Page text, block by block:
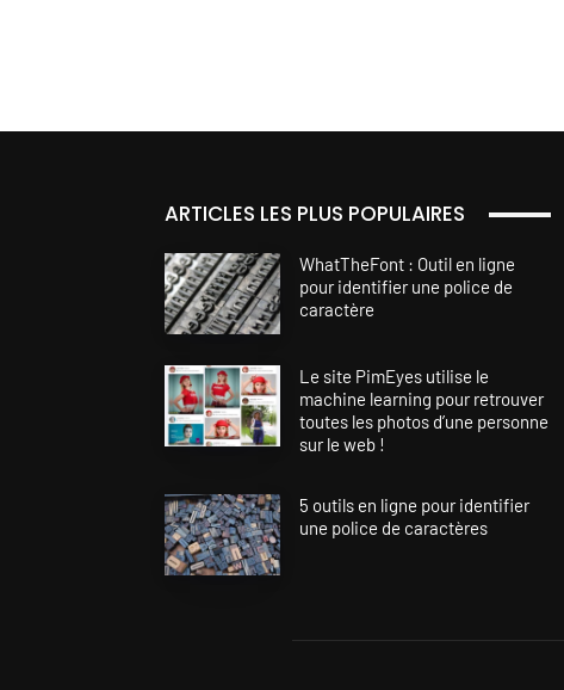
ARTICLES LES PLUS POPULAIRES
WhatTheFont : Outil en ligne
pour identifier une police de
caractère
Le site PimEyes utilise le
machine learning pour retrouver
toutes les photos d’une personne
sur le web !
5 outils en ligne pour identifier
une police de caractères